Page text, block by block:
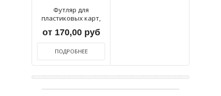
Футляр для
пластиковых карт,
от 170,00 руб
ПОДРОБНЕЕ